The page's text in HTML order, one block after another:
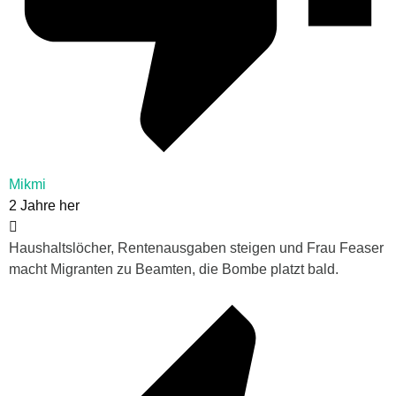
Mikmi
2 Jahre her
Haushaltslöcher, Rentenausgaben steigen und Frau Feaser
macht Migranten zu Beamten, die Bombe platzt bald.